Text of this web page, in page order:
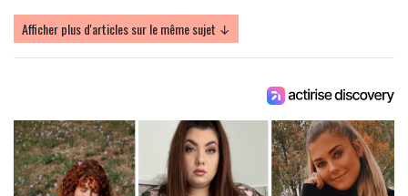
Afficher plus d'articles sur le même sujet ↓